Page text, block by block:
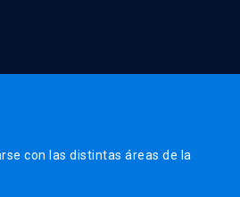
con las distintas áreas de la